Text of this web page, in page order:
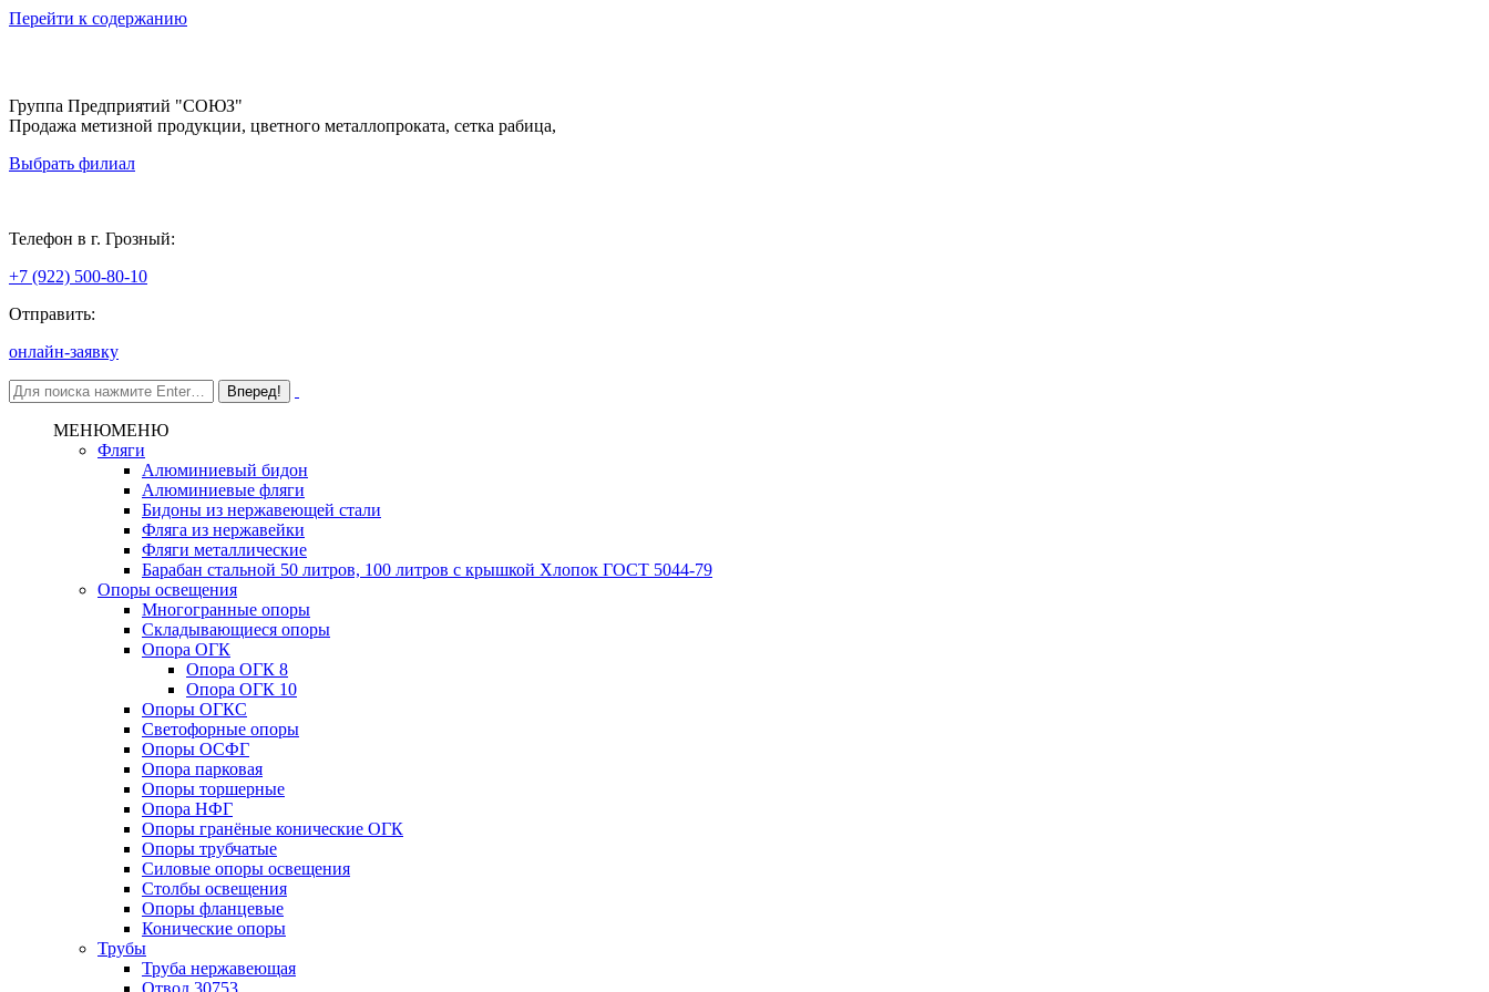
Перейти к содержанию
Группа Предприятий "СОЮЗ"
Продажа метизной продукции, цветного металлопроката, сетка рабица,
Выбрать филиал
Телефон в г. Грозный:
+7 (922) 500-80-10
Отправить:
онлайн-заявку
МЕНЮМЕНЮ
Фляги
Алюминиевый бидон
Алюминиевые фляги
Бидоны из нержавеющей стали
Фляга из нержавейки
Фляги металлические
Барабан стальной 50 литров, 100 литров с крышкой Хлопок ГОСТ 5044-79
Опоры освещения
Многогранные опоры
Складывающиеся опоры
Опора ОГК
Опора ОГК 8
Опора ОГК 10
Опоры ОГКС
Светофорные опоры
Опоры ОСФГ
Опора парковая
Опоры торшерные
Опора НФГ
Опоры гранёные конические ОГК
Опоры трубчатые
Силовые опоры освещения
Столбы освещения
Опоры фланцевые
Конические опоры
Трубы
Труба нержавеющая
Отвод 30753